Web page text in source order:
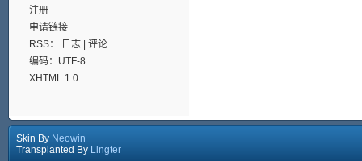
注册
申请链接
RSS：
日志| 评论
编码：UTF-8
XHTML 1.0
Skin By Neowin
Transplanted By Lingter